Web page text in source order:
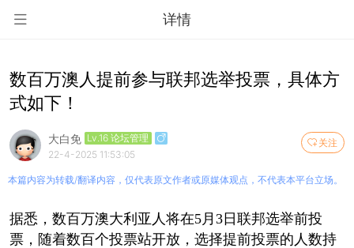
详情
数百万澳人提前参与联邦选举投票，具体方
式如下！
关注
大白免 Lv.16 论坛管理
22-4-2025 11:53:05
本篇内容为转载/翻译内容，仅代表原文作者或原媒体观点，不代表本平台立场。
据悉，数百万澳大利亚人将在5月3日联邦选举前投
票，随着数百个投票站开放，选择提前投票的人数持